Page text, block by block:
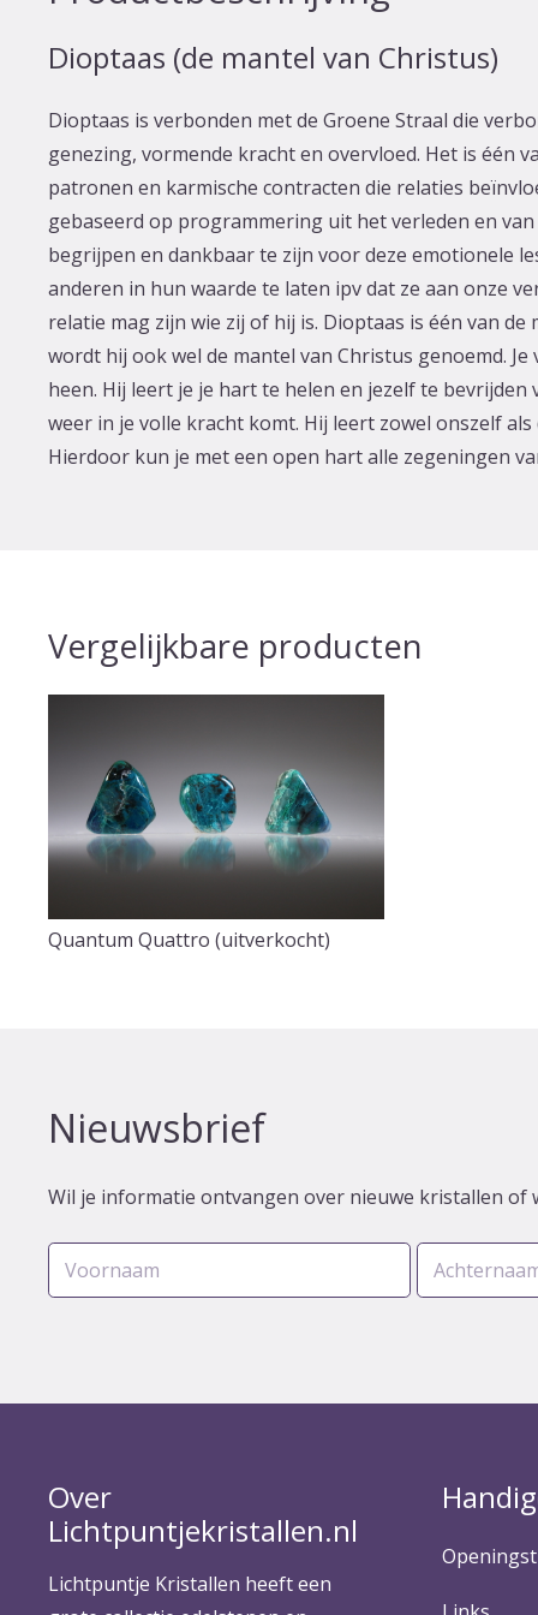
Dioptaas (de mantel van Christus)
Dioptaas is verbonden met de Groene Straal die
genezing, vormende kracht en overvloed. Het is één
patronen en karmische contracten die relaties
gebaseerd op programmering uit het verleden en
begrijpen en dankbaar te zijn voor deze emotionele
anderen in hun waarde te laten ipv dat ze aan onze
relatie mag zijn wie zij of hij is. Dioptaas is één van
wordt hij ook wel de mantel van Christus genoemd.
heen. Hij leert je je hart te helen en jezelf te
weer in je volle kracht komt. Hij leert zowel onszelf
Hierdoor kun je met een open hart alle zegeningen
Vergelijkbare producten
Quantum Quattro (uitverkocht)
Nieuwsbrief
Wil je informatie ontvangen over nieuwe kristallen of
Over
Lichtpuntjekristallen.nl
Lichtpuntje Kristallen heeft een